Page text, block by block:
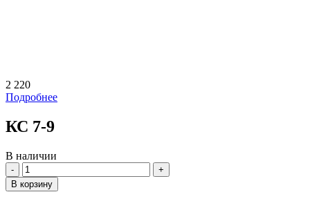
2 220
Подробнее
КС 7-9
В наличии
Количество
В корзину